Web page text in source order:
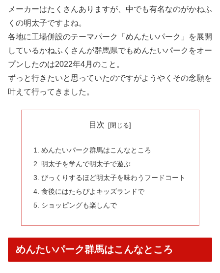
メーカーはたくさんありますが、中でも有名なのがかねふ
くの明太子ですよね。
各地に工場併設のテーマパーク「めんたいパーク」を展開
しているかねふくさんが群馬県でもめんたいパークをオー
プンしたのは2022年4月のこと。
ずっと行きたいと思っていたのですがようやくその念願を
叶えて行ってきました。
目次
めんたいパーク群馬はこんなところ
明太子を学んで明太子で遊ぶ
びっくりするほど明太子を味わうフードコート
食後にはたらぴよキッズランドで
ショッピングも楽しんで
めんたいパーク群馬はこんなところ